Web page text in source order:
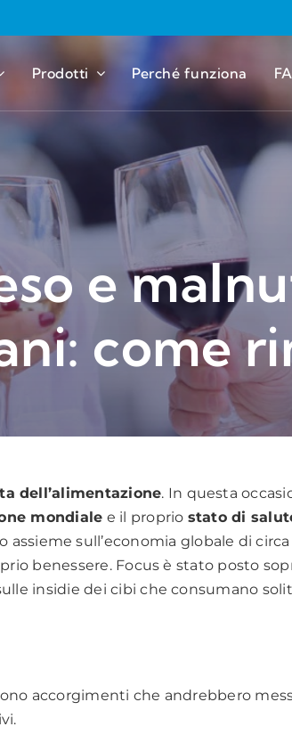
Prodotti Perché funziona
e
come
dell’alimentazione. In questa
mondiale e il proprio stato di
assieme sull’economia globale di
benessere. Focus è stato posto
insidie dei cibi che consumano
accorgimenti che andrebbero